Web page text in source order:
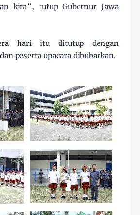
kita”, tutup Gubernur Jawa
hari itu ditutup dengan
peserta upacara dibubarkan.